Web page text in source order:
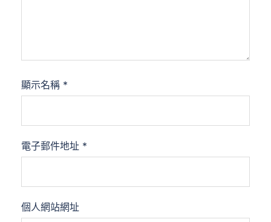
顯示名稱 *
電子郵件地址 *
個人網站網址